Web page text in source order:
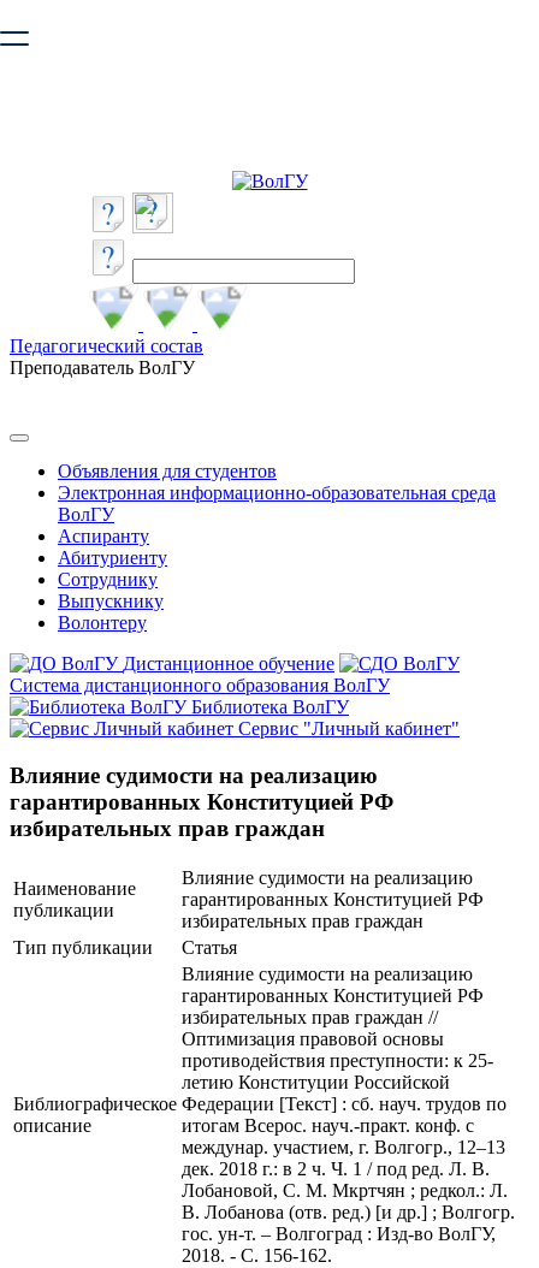
безопасную работу с сайтом. Пожалуйста
Педагогический состав
Преподаватель ВолГУ
Объявления для студентов
Электронная информационно-образовательная среда
ВолГУ
Аспиранту
Абитуриенту
Сотруднику
Выпускнику
Волонтеру
Дистанционное обучение
Система дистанционного образования ВолГУ
Библиотека ВолГУ
Сервис "Личный кабинет"
Влияние судимости на реализацию
гарантированных Конституцией РФ
избирательных прав граждан
Наименование
публикации
Влияние судимости на реализацию
гарантированных Конституцией РФ
избирательных прав граждан
Тип публикации
Статья
Библиографическое
описание
Влияние судимости на реализацию
гарантированных Конституцией РФ
избирательных прав граждан //
Оптимизация правовой основы
противодействия преступности: к 25-
летию Конституции Российской
Федерации [Текст] : сб. науч. трудов по
итогам Всерос. науч.-практ. конф. с
междунар. участием, г. Волгогр., 12–13
дек. 2018 г.: в 2 ч. Ч. 1 / под ред. Л. В.
Лобановой, С. М. Мкртчян ; редкол.: Л.
В. Лобанова (отв. ред.) [и др.] ; Волгогр.
гос. ун-т. – Волгоград : Изд-во ВолГУ,
2018. - С. 156-162.